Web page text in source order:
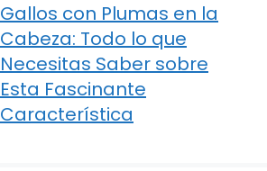
Gallos con Plumas en la
Cabeza: Todo lo que
Necesitas Saber sobre
Esta Fascinante
Característica